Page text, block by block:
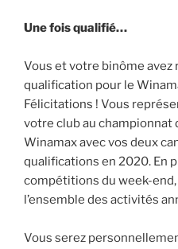
Une fois qualifié…
Vous et votre binôme
qualification pour le
Félicitations ! Vous
votre club au championnat
Winamax avec vos deux
qualifications en 2020. En
compétitions du week-end,
l’ensemble des activités
Vous serez